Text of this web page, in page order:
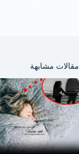
مقالات مشابهة